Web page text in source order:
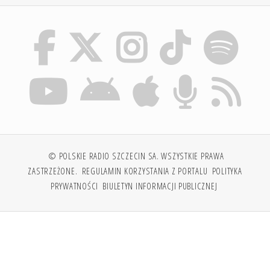
© POLSKIE RADIO SZCZECIN SA. WSZYSTKIE PRAWA
ZASTRZEŻONE. REGULAMIN KORZYSTANIA Z PORTALU POLITYKA
PRYWATNOŚCI BIULETYN INFORMACJI PUBLICZNEJ